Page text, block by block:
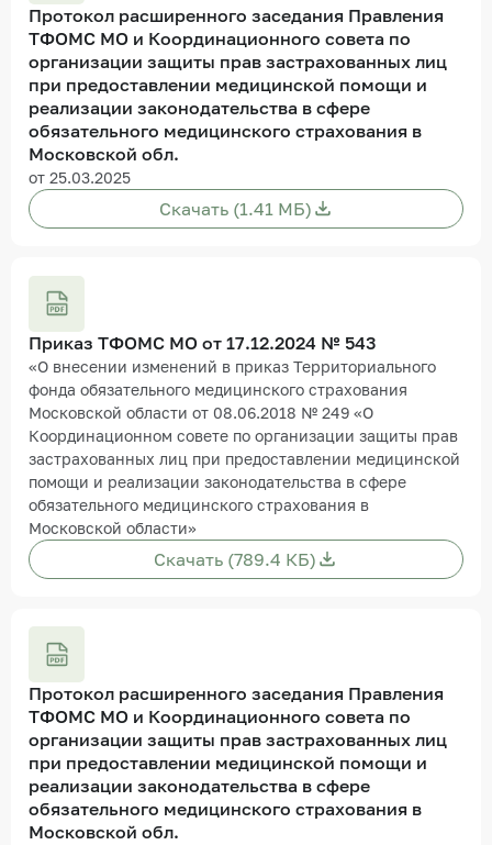
Протокол расширенного заседания Правления
ТФОМС МО и Координационного совета по
организации защиты прав застрахованных лиц
при предоставлении медицинской помощи и
реализации законодательства в сфере
обязательного медицинского страхования в
Московской обл.
от 25.03.2025
Скачать (1.41 МБ)
Приказ ТФОМС МО от 17.12.2024 № 543
«О внесении изменений в приказ Территориального
фонда обязательного медицинского страхования
Московской области от 08.06.2018 № 249 «О
Координационном совете по организации защиты прав
застрахованных лиц при предоставлении медицинской
помощи и реализации законодательства в сфере
обязательного медицинского страхования в
Московской области»
Скачать (789.4 КБ)
Протокол расширенного заседания Правления
ТФОМС МО и Координационного совета по
организации защиты прав застрахованных лиц
при предоставлении медицинской помощи и
реализации законодательства в сфере
обязательного медицинского страхования в
Московской обл.